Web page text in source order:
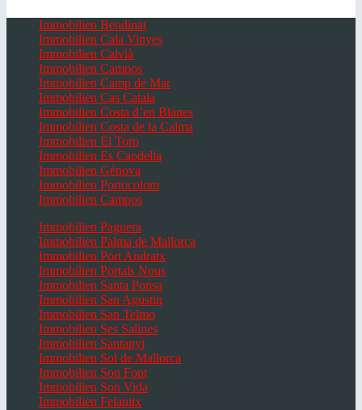
Immobilien Bendinat
Immobilien Cala Vinyes
Immobilien Calvià
Immobilien Campos
Immobilien Camp de Mar
Immobilien Cas Catala
Immobilien Costa d’en Blanes
Immobilien Costa de la Calma
Immobilien El Toro
Immobilien Es Capdella
Immobilien Génova
Immobilien Portocolom
Immobilien Campos
Immobilien Paguera
Immobilien Palma de Mallorca
Immobilien Port Andratx
Immobilien Portals Nous
Immobilien Santa Ponsa
Immobilien San Agustin
Immobilien San Telmo
Immobilien Ses Salines
Immobilien Santanyi
Immobilien Sol de Mallorca
Immobilien Son Font
Immobilien Son Vida
Immobilien Felanitx